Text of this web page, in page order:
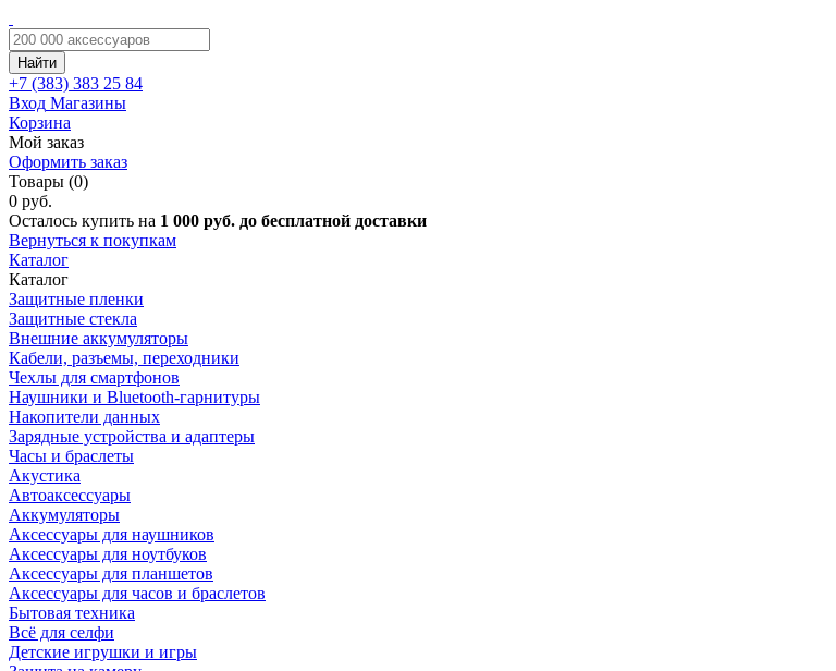
Найти
+7 (383) 383 25 84
Вход Магазины
Корзина
Мой заказ
Оформить заказ
Товары (0)
0 руб.
Осталось купить на 1 000 руб. до бесплатной доставки
Вернуться к покупкам
Каталог
Каталог
Защитные пленки
Защитные стекла
Внешние аккумуляторы
Кабели, разъемы, переходники
Чехлы для смартфонов
Наушники и Bluetooth-гарнитуры
Накопители данных
Зарядные устройства и адаптеры
Часы и браслеты
Акустика
Автоаксессуары
Аккумуляторы
Аксессуары для наушников
Аксессуары для ноутбуков
Аксессуары для планшетов
Аксессуары для часов и браслетов
Бытовая техника
Всё для селфи
Детские игрушки и игры